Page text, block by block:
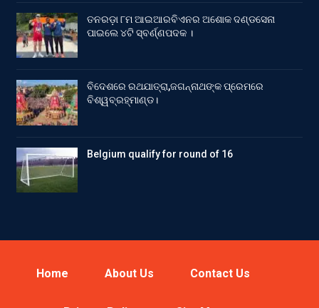
ତନରଡ଼ା ୮ମ ଆଇଆରବିଏନର ଅଶୋକ ଦଣ୍ଡସେନା
ପାଇଲେ ୪ଟି ସ୍ବର୍ଣ୍ଣପଦକ ।
ବିଦେଶରେ ରଥଯାତ୍ରା,ଜଗନ୍ନାଥଙ୍କ ପ୍ରେମରେ
ବିଶ୍ୱବ୍ରହ୍ମାଣ୍ଡ।
Belgium qualify for round of 16
Home About Us Contact Us